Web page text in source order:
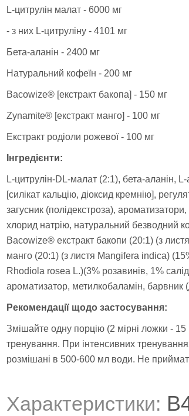
L-цитрулін малат - 6000 мг
- з них L-цитруліну - 4101 мг
Бета-аланін - 2400 мг
Натуральний кофеїн - 200 мг
Bacowize® [екстракт бакопа] - 150 мг
Zynamite® [екстракт манго] - 100 мг
Екстракт родіоли рожевої - 100 мг
Інгредієнти:
L-цитрулін-DL-малат (2:1), бета-аланін, L-
[силікат кальцію, діоксид кремнію],
загусник (полідекстроза),
хлорид натрію, натуральний безводний
Bacowize® екстракт бакопи (20:1) (з
манго (20:1) (з листя Mangifera indica)
Rhodiola rosea L.)(3% розавинів, 1%
ароматизатор, метилкобаламін, барвник
Рекомендації щодо застосування:
Змішайте одну порцію (2 мірні ложки -
тренування. При інтенсивних
розмішані в 500-600 мл води. Не
Характеристики: